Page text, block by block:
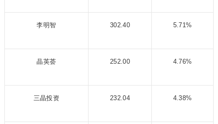
李明智 302.40 5.71%
晶英荟 252.00 4.76%
三晶投资 232.04 4.38%